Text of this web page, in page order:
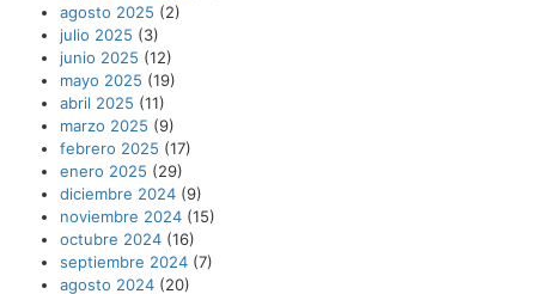
agosto 2025 (2)
julio 2025 (3)
junio 2025 (12)
mayo 2025 (19)
abril 2025 (11)
marzo 2025 (9)
febrero 2025 (17)
enero 2025 (29)
diciembre 2024 (9)
noviembre 2024 (15)
octubre 2024 (16)
septiembre 2024 (7)
agosto 2024 (20)